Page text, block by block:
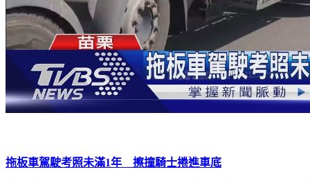
拖板車駕駛考照未滿1年 擦撞騎士捲進車底